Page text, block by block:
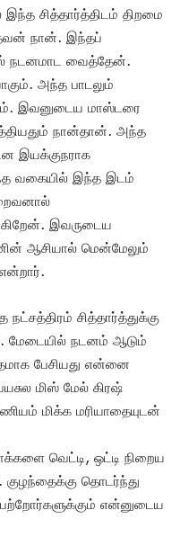
சித்தார்த்திடம் திறமை
நான். இந்தப்
நடனமாட வைத்தேன்.
அந்த பாடலும்
இவனுடைய மாஸ்டரை
நான்தான். அந்த
இயக்குநராக
வகையில் இந்த இடம்
இவருடைய
ஆசியால் மென்மேலும்
சித்தார்த்துக்கு
மேடையில் நடனம் ஆடும்
பேசியது என்னை
மிஸ் மேல் கிரஷ்
மிக்க மரியாதையுடன்
வெட்டி, ஒட்டி நிறைய
தொடர்ந்து
என்னுடைய